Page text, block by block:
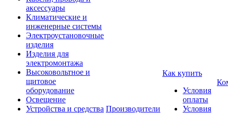
аксессуары
Климатические и
инженерные системы
Электроустановочные
изделия
Изделия для
электромонтажа
Высоковольтное и
щитовое
оборудование
Освещение
Устройства и средства Производители
Как купить
Условия
оплаты
Условия